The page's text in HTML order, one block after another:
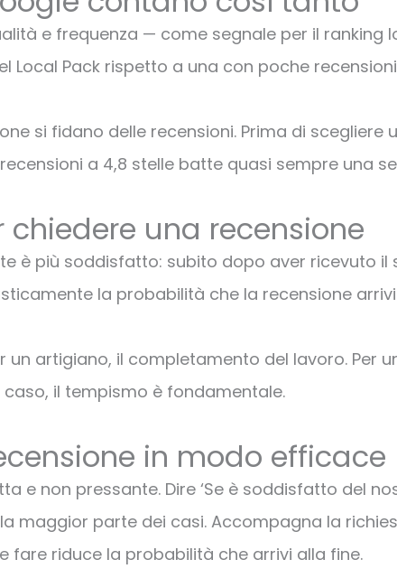
e frequenza — come segnale per il ranking
Local Pack rispetto a una con poche
si fidano delle recensioni. Prima di
a 4,8 stelle batte quasi sempre una
una recensione
è più soddisfatto: subito dopo aver ricevuto il
la probabilità che la recensione
un artigiano, il completamento del lavoro. Per
il tempismo è fondamentale.
in modo efficace
e non pressante. Dire ‘Se è soddisfatto del
maggior parte dei casi. Accompagna la
fare riduce la probabilità che arrivi alla fine.